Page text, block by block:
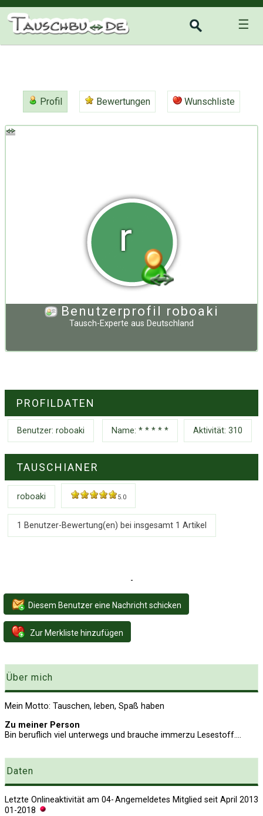
☰
Profil Bewertungen Wunschliste
r
Benutzerprofil roboaki
Tausch-Experte aus Deutschland
PROFILDATEN
Benutzer: roboaki Name: * * * * * Aktivität: 310
TAUSCHIANER
roboaki 5.0
1 Benutzer-Bewertung(en) bei insgesamt 1 Artikel
-
Diesem Benutzer eine Nachricht schicken
Zur Merkliste hinzufügen
Über mich
Mein Motto: Tauschen, leben, Spaß haben
Zu meiner Person
Bin beruflich viel unterwegs und brauche immerzu Lesestoff....
Daten
Angemeldetes Mitglied seit April 2013
Letzte Onlineaktivität am 04-
01-2018